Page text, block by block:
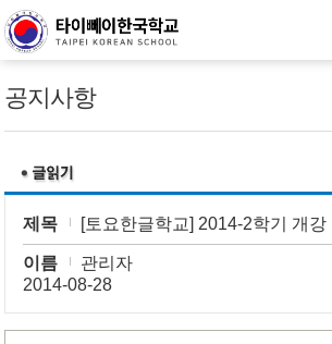
공지사항
제목 [토요한글학교] 2014-2학기 개강
이름 관리자
2014-08-28